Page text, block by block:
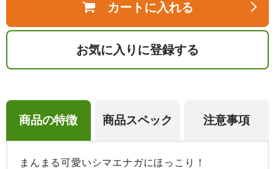
カートに入れる
お気に入りに登録する
商品の特徴 商品スペック 注意事項
まんまる可愛いシマエナガにほっこり！